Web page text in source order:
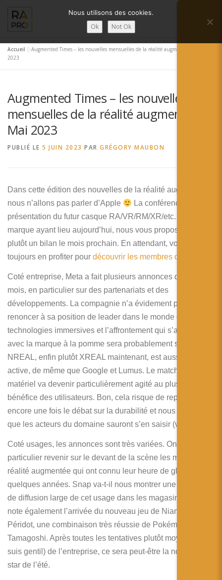
contenu
Menu
LA RÉALITÉ AUGMENTÉE ?
SERVICES RA’PRO ACTUALITÉ DE LA RA
CONTACTS
Deutsch
日本語
Accueil »Augmented Times – les nouvelles mensuelles de la réalité augmentée – Mai
2023
Augmented Times – les nouvelles
mensuelles de la réalité augmentée –
Mai 2023
PUBLIÉ LE 5 JUIN 2023 PAR GRÉGORY MAUBON
Dans cette édition des nouvelles de la réalité augmentée,
nous n’allons pas parler d’Apple
La conférence de
présentation du futur casque RA/VR/RM/XR/etc. de la
marque ayant lieu aujourd’hui, nous vous proposerons
plutôt un bilan le mois prochain. En attendant, vous pouvez
toujours en profiter pour découvrir les membres de RA’pro
Coté entreprise, Meta a fait plusieurs annonces durant le
mois, en particulier sur des partenariats et des
développements. La compagnie n’a évidement pas
renoncer à sa position de leader dans le monde des
technologies immersives et l’affrontement qui s’annonce
avec la marque à la pomme sera probablement sans pitié.
NREAL, enfin plutôt XREAL maintenant, est aussi très
active, de même que Google et Lumus. Le match du
matériel va devenir particulièrement agité au plus grand
bénéfice des utilisateurs. Bon, cela risque de reposer
encore une fois le débat sur la durabilité et nous espérons
que les acteurs du domaine sauront s’en saisir (vraiment).
Coté usages, les annonces sont très variées. On voit en
particulier revenir sur le devant de la scène les miroirs de
réalité augmentée qui ont connu leur heure de gloire il y a
quelques années. Snap va-t-il nous montrer une capacité
de diffusion large de cet usage dans les magasins ? On
note également l’arrivée du nouveau jeu de Niantic,
Péridot, une combinaison très réussie de Pokémon et de
Tamagoshi. Après toutes les tentatives plutôt moyennes (je
suis gentil) de l’entreprise, ce sera peut-être la nouvelle
star de l’été.
Nous utilisons des cookies.
Ok Not Ok